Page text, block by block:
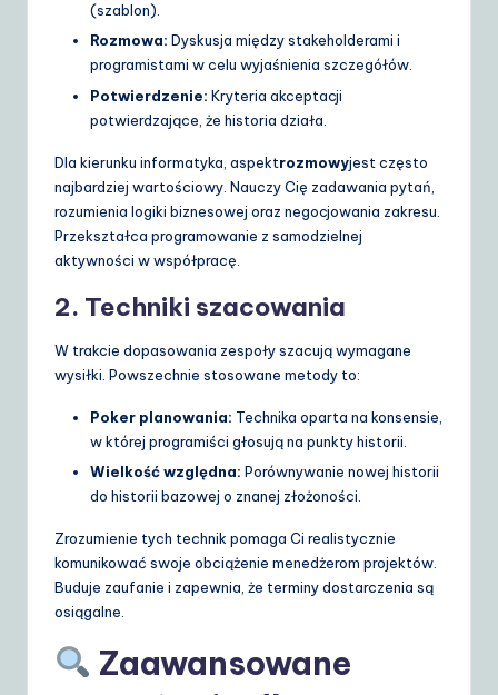
(szablon).
Rozmowa: Dyskusja między stakeholderami i
programistami w celu wyjaśnienia szczegółów.
Potwierdzenie: Kryteria akceptacji
potwierdzające, że historia działa.
Dla kierunku informatyka, aspektrozmowyjest często
najbardziej wartościowy. Nauczy Cię zadawania pytań,
rozumienia logiki biznesowej oraz negocjowania zakresu.
Przekształca programowanie z samodzielnej
aktywności w współpracę.
2. Techniki szacowania
W trakcie dopasowania zespoły szacują wymagane
wysiłki. Powszechnie stosowane metody to:
Poker planowania: Technika oparta na konsensie,
w której programiści głosują na punkty historii.
Wielkość względna: Porównywanie nowej historii
do historii bazowej o znanej złożoności.
Zrozumienie tych technik pomaga Ci realistycznie
komunikować swoje obciążenie menedżerom projektów.
Buduje zaufanie i zapewnia, że terminy dostarczenia są
osiągalne.
Zaawansowane